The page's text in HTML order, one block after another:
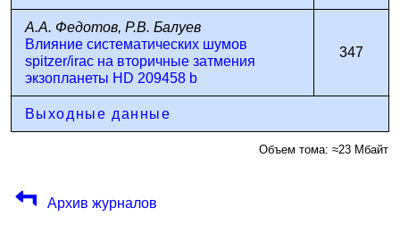
А.А. Федотов, Р.В. Балуев
Влияние систематических шумов
spitzer/irac на вторичные затмения
экзопланеты HD 209458 b
347
Выходные данные
Объем тома: ≈23 Мбайт
Архив журналов